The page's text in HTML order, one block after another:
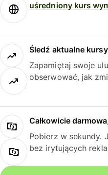
uśredniony kurs
Śledź aktualne
Zapamiętaj swoje
obserwować, jak
Całkowicie
Pobierz w sekundy.
bez irytujących